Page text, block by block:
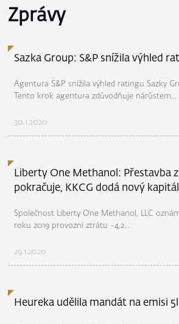
Zprávy
Sazka Group: S&P snížila výhled
Agentura S&P snížila výhled ratingu Sazky
Tento krok agentura zdůvodňuje nárůstem...
30.1.2020
Liberty One Methanol: Přestavba
pokračuje, KKCG dodá nový kapitál
Společnost Liberty One Methanol, LLC
roku 2019 provozní ztrátu -4,2...
29.1.2020
Heureka udělila mandát na emisi